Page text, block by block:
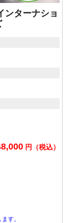
ターナショ
円（税込）
す。